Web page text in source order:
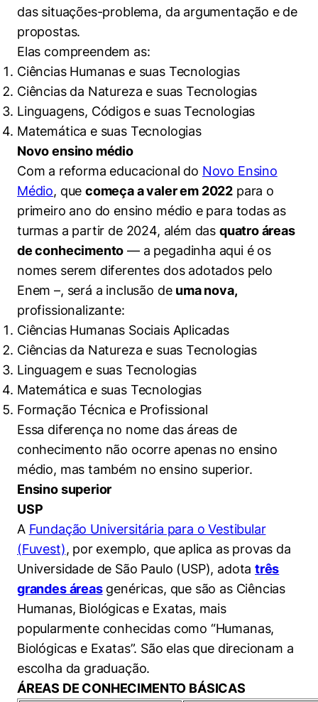
das situações-problema, da argumentação e de
propostas.
Elas compreendem as:
Ciências Humanas e suas Tecnologias
Ciências da Natureza e suas Tecnologias
Linguagens, Códigos e suas Tecnologias
Matemática e suas Tecnologias
Novo ensino médio
Com a reforma educacional do Novo Ensino
Médio, quecomeça a valer em 2022 para o
primeiro ano do ensino médio e para todas as
turmas a partir de 2024, além das quatro áreas
de conhecimento — a pegadinha aqui é os
nomes serem diferentes dos adotados pelo
Enem –, será a inclusão de uma nova,
profissionalizante:
Ciências Humanas Sociais Aplicadas
Ciências da Natureza e suas Tecnologias
Linguagem e suas Tecnologias
Matemática e suas Tecnologias
Formação Técnica e Profissional
Essa diferença no nome das áreas de
conhecimento não ocorre apenas no ensino
médio, mas também no ensino superior.
Ensino superior
USP
A Fundação Universitária para o Vestibular
(Fuvest), por exemplo, que aplica as provas da
Universidade de São Paulo (USP), adota três
grandes áreasgenéricas, que são as Ciências
Humanas, Biológicas e Exatas, mais
popularmente conhecidas como “Humanas,
Biológicas e Exatas”. São elas que direcionam a
escolha da graduação.
ÁREAS DE CONHECIMENTO BÁSICAS